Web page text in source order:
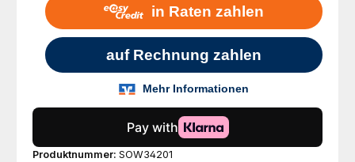
Produktnummer: SOW34201